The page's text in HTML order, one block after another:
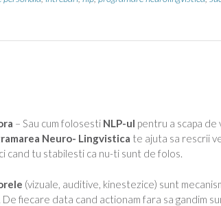
– Sau cum folosesti NLP-ul pentru a scapa de
Neuro- Lingvistica te ajuta sa rescrii
cand tu stabilesti ca nu-ti sunt de folos.
(vizuale, auditive, kinestezice) sunt
De fiecare data cand actionam fara sa gandim